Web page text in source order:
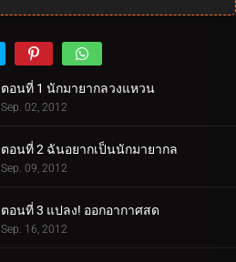
ตอนที่ 1 นักมายากลวงแหวน
Sep. 02, 2012
ตอนที่ 2 ฉันอยากเป็นนักมายากล
Sep. 09, 2012
ตอนที่ 3 แปลง! ออกอากาศสด
Sep. 16, 2012